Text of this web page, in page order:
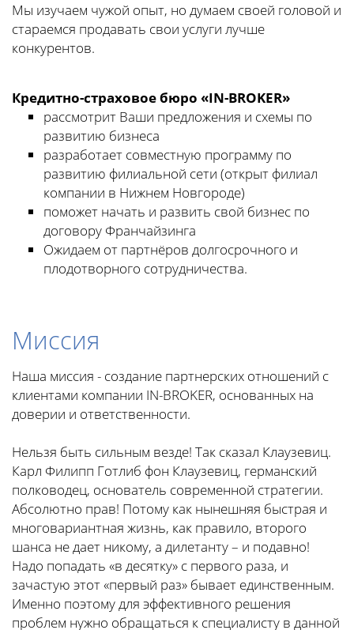
Мы изучаем чужой опыт, но думаем своей головой и
стараемся продавать свои услуги лучше
конкурентов.
Кредитно-страховое бюро «IN-BROKER»
рассмотрит Ваши предложения и схемы по
развитию бизнеса
разработает совместную программу по
развитию филиальной сети (открыт филиал
компании в Нижнем Новгороде)
поможет начать и развить свой бизнес по
договору Франчайзинга
Ожидаем от партнёров долгосрочного и
плодотворного сотрудничества.
Миссия
Наша миссия - создание партнерских отношений с
клиентами компании IN-BROKER, основанных на
доверии и ответственности.
Нельзя быть сильным везде! Так сказал Клаузевиц.
Карл Филипп Готлиб фон Клаузевиц, германский
полководец, основатель современной стратегии.
Абсолютно прав! Потому как нынешняя быстрая и
многовариантная жизнь, как правило, второго
шанса не дает никому, а дилетанту – и подавно!
Надо попадать «в десятку» с первого раза, и
зачастую этот «первый раз» бывает единственным.
Именно поэтому для эффективного решения
проблем нужно обращаться к специалисту в данной